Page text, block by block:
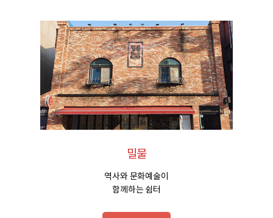
밀물
역사와 문화예술이
함께하는 쉼터